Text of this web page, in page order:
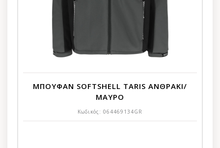
ΜΠΟΥΦΑΝ SOFTSHELL TARIS ΑΝΘΡΑΚΙ/
ΜΑΥΡΟ
Κωδικός: 064469134GR